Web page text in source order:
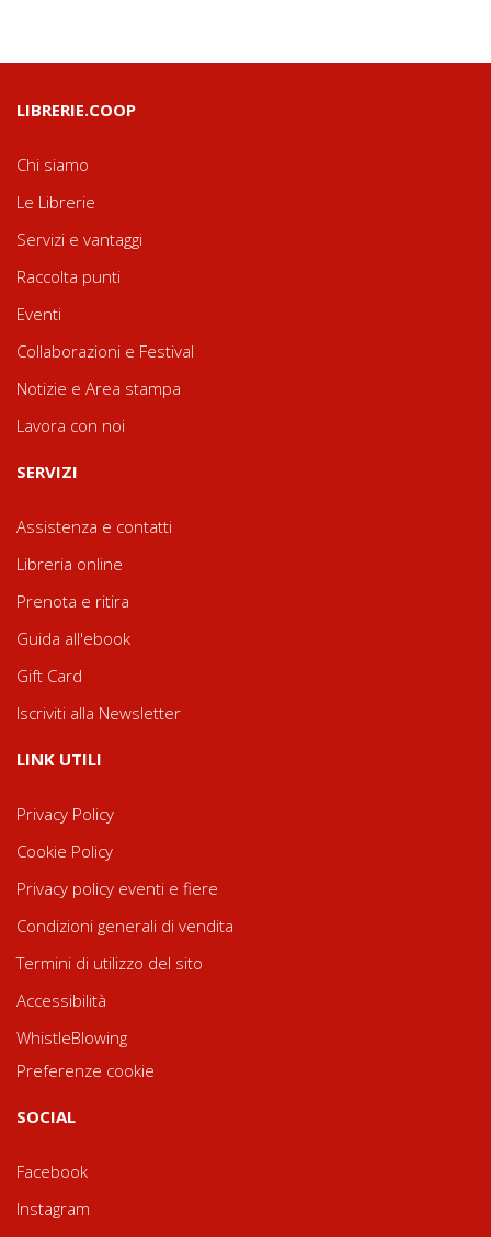
LIBRERIE.COOP
Chi siamo
Le Librerie
Servizi e vantaggi
Raccolta punti
Eventi
Collaborazioni e Festival
Notizie e Area stampa
Lavora con noi
SERVIZI
Assistenza e contatti
Libreria online
Prenota e ritira
Guida all'ebook
Gift Card
Iscriviti alla Newsletter
LINK UTILI
Privacy Policy
Cookie Policy
Privacy policy eventi e fiere
Condizioni generali di vendita
Termini di utilizzo del sito
Accessibilità
WhistleBlowing
Preferenze cookie
SOCIAL
Facebook
Instagram